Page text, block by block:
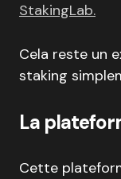
StakingLab.
Cela reste un
staking
La
Cette